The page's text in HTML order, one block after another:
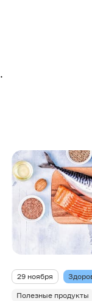
.
29 ноября
Полезные продукты